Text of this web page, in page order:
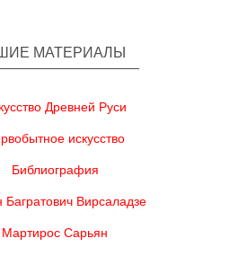
МАТЕРИАЛЫ
Древней Руси
искусство
Библиография
Вирсаладзе
Мартирос Сарьян